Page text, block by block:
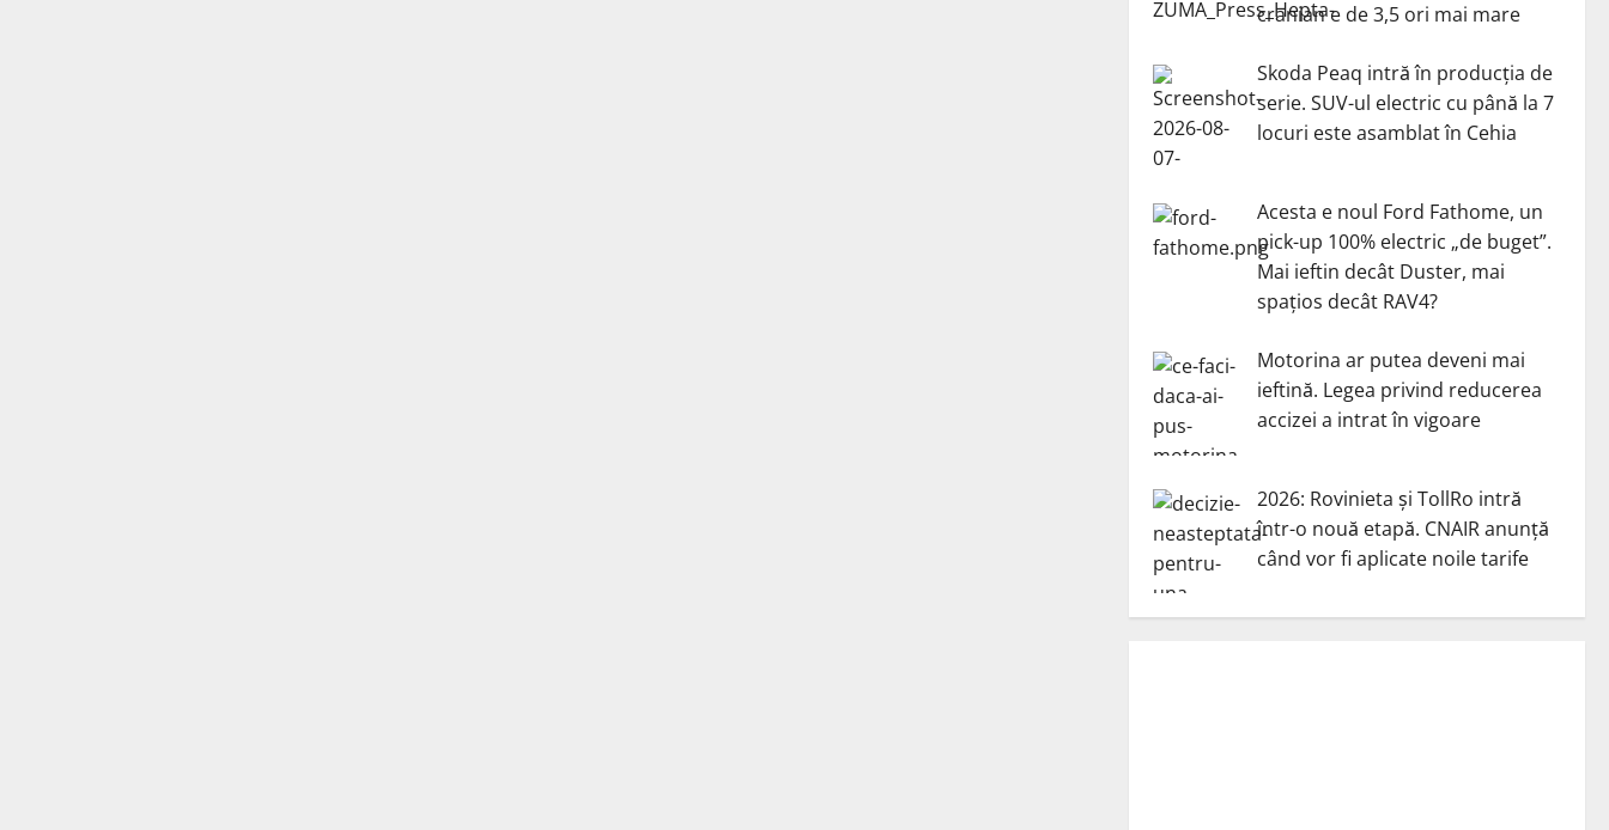
cranian e de 3,5 ori mai mare
Skoda Peaq intră în producția de
serie. SUV-ul electric cu până la 7
locuri este asamblat în Cehia
Acesta e noul Ford Fathome, un
pick-up 100% electric „de buget”.
Mai ieftin decât Duster, mai
spațios decât RAV4?
Motorina ar putea deveni mai
ieftină. Legea privind reducerea
accizei a intrat în vigoare
2026: Rovinieta și TollRo intră
într-o nouă etapă. CNAIR anunță
când vor fi aplicate noile tarife